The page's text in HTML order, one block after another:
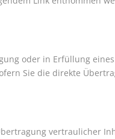
oder in Erfüllung
Sie die direkte
vertraulicher